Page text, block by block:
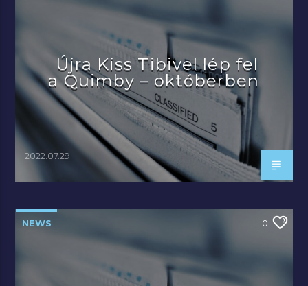
Újra Kiss Tibivel lép fel
a Quimby – októberben
2022.07.29.
NEWS 0